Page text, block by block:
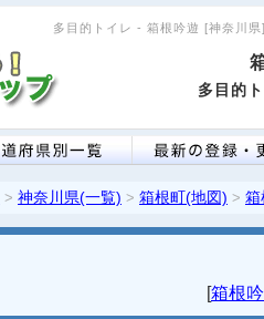
多目的トイレ - 箱根吟遊 [神奈川
多目的
> 神奈川県(一覧) > 箱根町(地図) > 箱
[箱根